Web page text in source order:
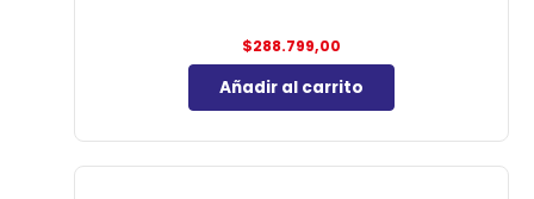
$288.799,00
Añadir al carrito